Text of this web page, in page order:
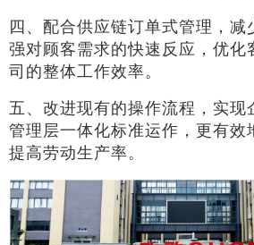
四、配合供应链订单式管理，减
强对顾客需求的快速反应，优化
司的整体工作效率。
五、改进现有的操作流程，实现
管理层一体化标准运作，更有效
提高劳动生产率。